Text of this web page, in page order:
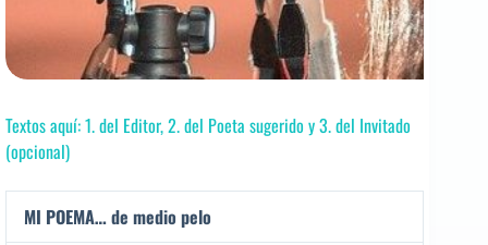
Textos aquí: 1. del Editor, 2. del Poeta sugerido y 3. del Invitado
(opcional)
MI POEMA… de medio pelo